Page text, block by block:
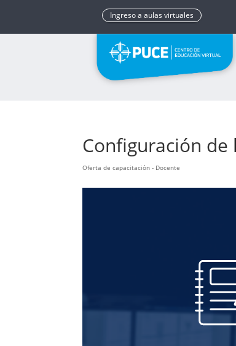
Ingreso a aulas virtuales
Configuración
Oferta de capacitación - Docente